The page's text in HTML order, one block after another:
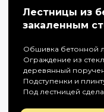
Лестницы из
закаленным
Обшивка бетонной
Ограждение из
деревянный
Подступенки и
Под лестницей